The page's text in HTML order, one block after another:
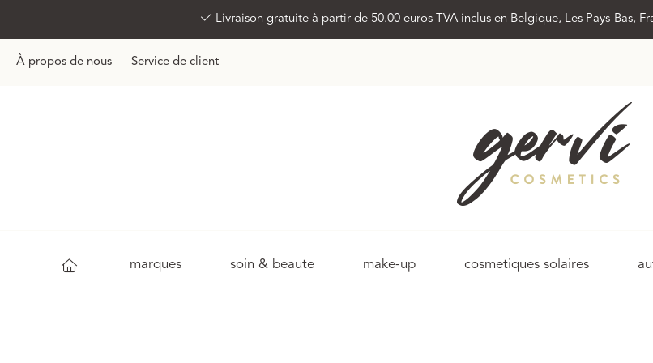
Livraison gratuite à partir de 50.00 euros TVA inclus en Belgique, Les Pays-Bas,
À propos de nous Service de client
marques soin & beaute make-up cosmetiques solaires